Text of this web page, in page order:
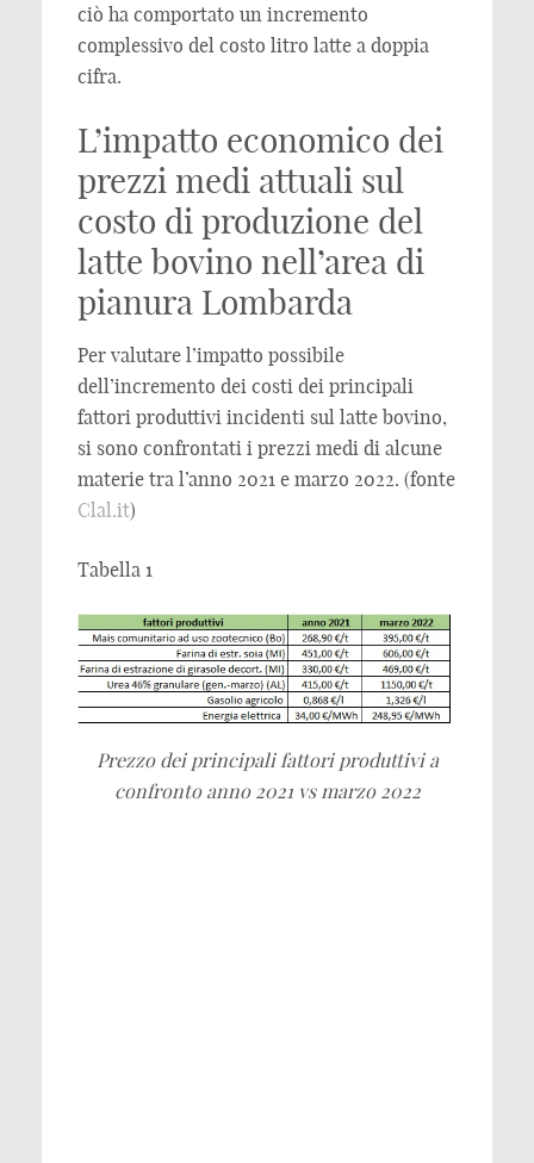
ciò ha comportato un incremento
complessivo del costo litro latte a doppia
cifra.
L’impatto economico dei
prezzi medi attuali sul
costo di produzione del
latte bovino nell’area di
pianura Lombarda
Per valutare l’impatto possibile
dell’incremento dei costi dei principali
fattori produttivi incidenti sul latte bovino,
si sono confrontati i prezzi medi di alcune
materie tra l’anno 2021 e marzo 2022. (fonte
Clal.it)
Tabella 1
Prezzo dei principali fattori produttivi a
confronto anno 2021 vs marzo 2022